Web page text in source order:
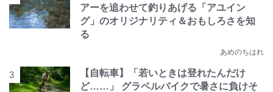
アーを追わせて釣りあげる「アユイン
グ」のオリジナリティ＆おもしろさを知
る
あめのちはれ
【自転車】「若いときは登れたんだけ
ど……」 グラベルバイクで暑さに負けそ